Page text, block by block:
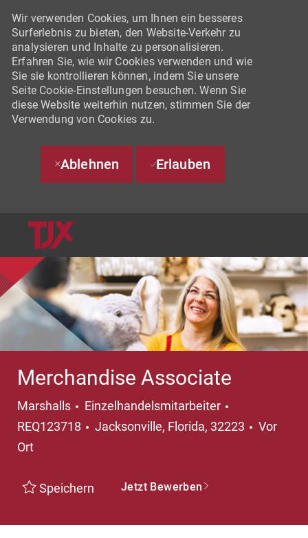
Wir verwenden Cookies, um Ihnen ein besseres
Surferlebnis zu bieten, den Website-Verkehr zu
analysieren und Inhalte zu personalisieren.
Erfahren Sie, wie wir Cookies verwenden und wie
Sie sie kontrollieren können, indem Sie unsere
Seite Cookie-Einstellungen besuchen. Wenn Sie
diese Website weiterhin nutzen, stimmen Sie der
Verwendung von Cookies zu.
Ablehnen Erlauben
Merchandise Associate
Marshalls Kategorie
Einzelhandelsmitarbeiter
REQ123718
Ort
Jacksonville, Florida, 32223
Vor
Ort
Speichern Jetzt Bewerben